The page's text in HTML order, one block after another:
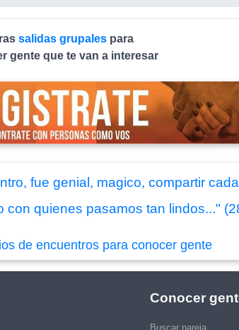
salidas grupales para
gente que te van a interesar
fue genial, magico, compartir
quienes pasamos tan lindos..."
de encuentros para conocer gente
Conocer
Buscar pareja